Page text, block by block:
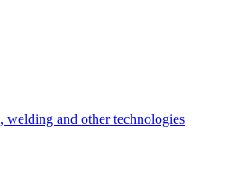
and other technologies